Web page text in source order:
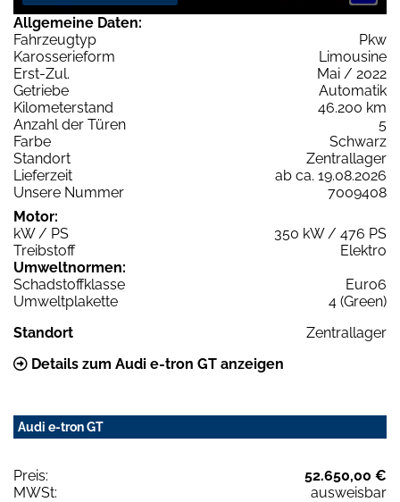
Allgemeine Daten:
Fahrzeugtyp
Pkw
Karosserieform
Limousine
Erst-Zul.
Mai / 2022
Getriebe
Automatik
Kilometerstand
46.200 km
Anzahl der Türen
5
Farbe
Schwarz
Standort
Zentrallager
Lieferzeit
ab ca. 19.08.2026
Unsere Nummer
7009408
Motor:
kW / PS
350 kW / 476 PS
Treibstoff
Elektro
Umweltnormen:
Schadstoffklasse
Euro6
Umweltplakette
4 (Green)
Standort
Zentrallager
Details zum Audi e-tron GT anzeigen
Audi e-tron GT
Preis:
52.650,00 €
MWSt:
ausweisbar